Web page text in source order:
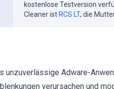
kostenlose Testversion
Cleaner ist RCS LT, die
Adware-
verursachen und